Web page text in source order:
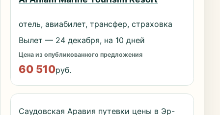
отель, авиабилет, трансфер, страховка
Вылет — 24 декабря, на 10 дней
Цена из опубликованного предложения
60 510руб.
Саудовская Аравия путевки цены в Эр-